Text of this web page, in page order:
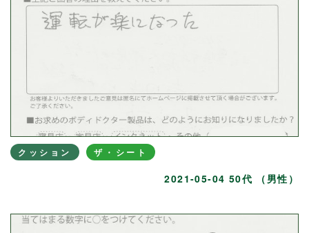
クッション ザ・シート
2021-05-04 50代 （男性）